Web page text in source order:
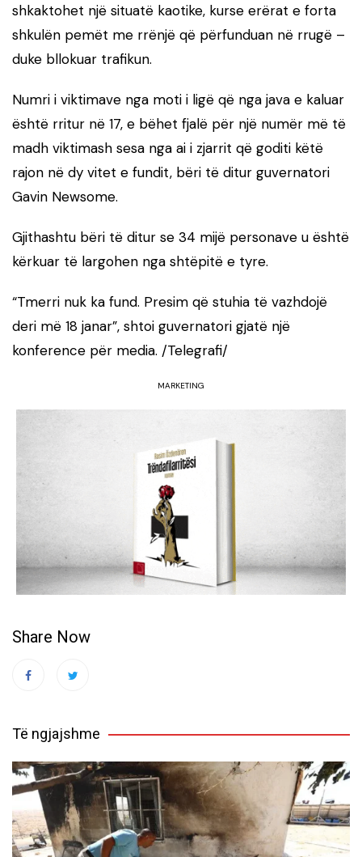
shkaktohet një situatë kaotike, kurse erërat e forta
shkulën pemët me rrënjë që përfunduan në rrugë –
duke bllokuar trafikun.
Numri i viktimave nga moti i ligë që nga java e kaluar
është rritur në 17, e bëhet fjalë për një numër më të
madh viktimash sesa nga ai i zjarrit që goditi këtë
rajon në dy vitet e fundit, bëri të ditur guvernatori
Gavin Newsome.
Gjithashtu bëri të ditur se 34 mijë personave u është
kërkuar të largohen nga shtëpitë e tyre.
“Tmerri nuk ka fund. Presim që stuhia të vazhdojë
deri më 18 janar”, shtoi guvernatori gjatë një
konference për media. /Telegrafi/
MARKETING
Share Now
Të ngjajshme